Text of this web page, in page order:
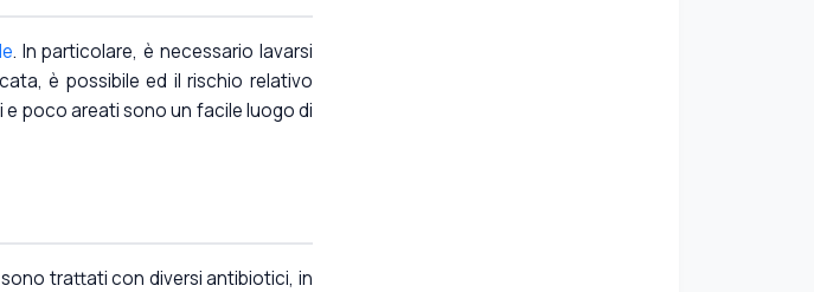
. In particolare, è necessario lavarsi
è possibile ed il rischio relativo
poco areati sono un facile luogo di
trattati con diversi antibiotici, in